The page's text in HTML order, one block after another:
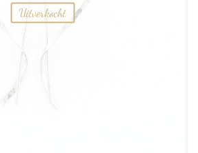
Uitverkocht